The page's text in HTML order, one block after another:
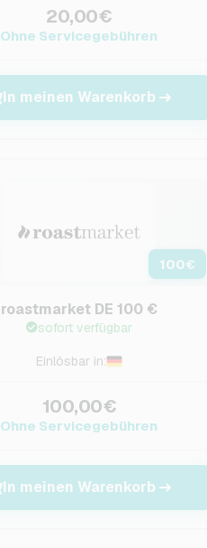
20,00€
Ohne Servicegebühren
In meinen Warenkorb
100€
roastmarket DE 100 €
sofort verfügbar
Einlösbar in:
100,00€
Ohne Servicegebühren
In meinen Warenkorb